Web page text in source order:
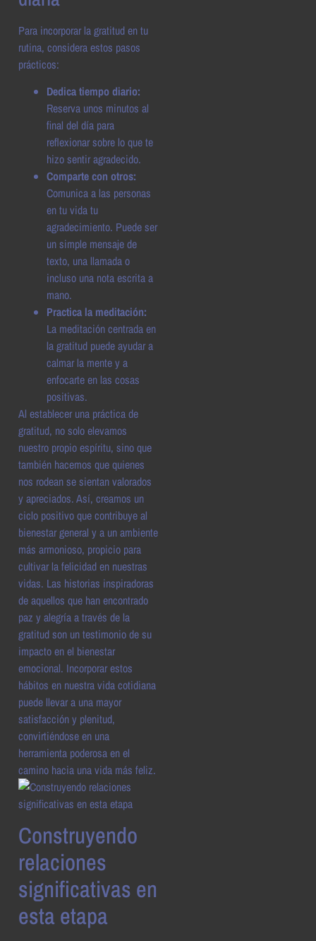
Para incorporar la gratitud en tu
rutina, considera estos pasos
prácticos:
Dedica tiempo diario:
Reserva unos minutos al
final del día para
reflexionar sobre lo que te
hizo sentir agradecido.
Comparte con otros:
Comunica a las personas
en tu vida tu
agradecimiento. Puede ser
un simple mensaje de
texto, una llamada o
incluso una nota escrita a
mano.
Practica la meditación:
La meditación centrada en
la gratitud puede ayudar a
calmar la mente y a
enfocarte en las cosas
positivas.
Al establecer una práctica de
gratitud, no solo elevamos
nuestro propio espíritu, sino que
también hacemos que quienes
nos rodean se sientan valorados
y apreciados. Así, creamos un
ciclo positivo que contribuye al
bienestar general y a un ambiente
más armonioso, propicio para
cultivar la felicidad en nuestras
vidas. Las historias inspiradoras
de aquellos que han encontrado
paz y alegría a través de la
gratitud son un testimonio de su
impacto en el bienestar
emocional. Incorporar estos
hábitos en nuestra vida cotidiana
puede llevar a una mayor
satisfacción y plenitud,
convirtiéndose en una
herramienta poderosa en el
camino hacia una vida más feliz.
Construyendo
relaciones
significativas en
esta etapa